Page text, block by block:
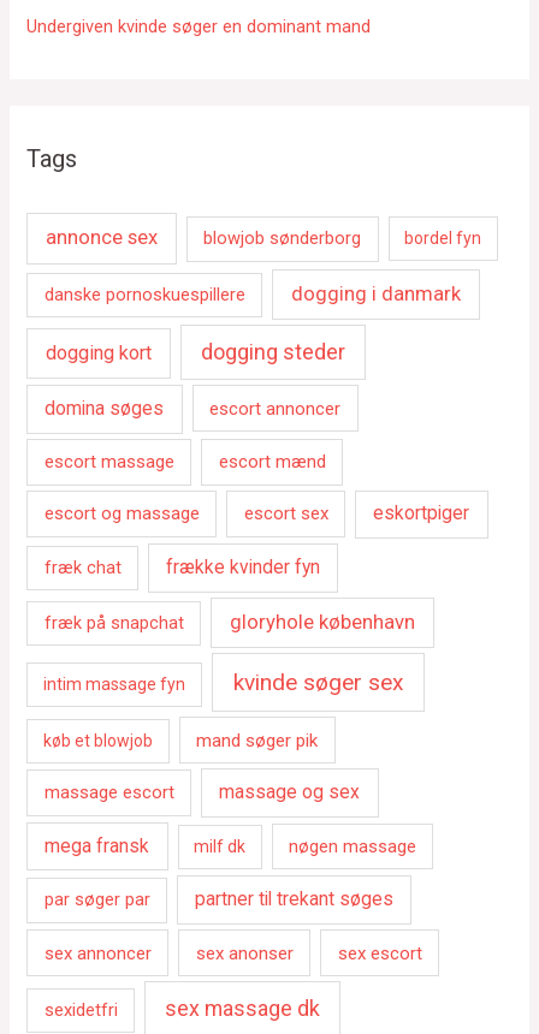
Undergiven kvinde søger en dominant mand
Tags
annonce sex blowjob sønderborg bordel fyn
danske pornoskuespillere dogging i danmark
dogging kort dogging steder
domina søges escort annoncer
escort massage escort mænd
escort og massage escort sex eskortpiger
fræk chat frække kvinder fyn
fræk på snapchat gloryhole københavn
intim massage fyn kvinde søger sex
køb et blowjob mand søger pik
massage escort massage og sex
mega fransk milf dk nøgen massage
par søger par partner til trekant søges
sex annoncer sex anonser sex escort
sexidetfri sex massage dk